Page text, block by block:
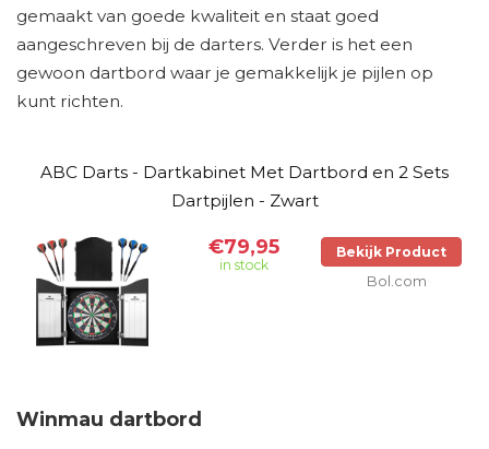
gemaakt van goede kwaliteit en staat goed
aangeschreven bij de darters. Verder is het een
gewoon dartbord waar je gemakkelijk je pijlen op
kunt richten.
ABC Darts - Dartkabinet Met Dartbord en 2 Sets
Dartpijlen - Zwart
€79,95
in stock
Bekijk Product
Bol.com
Winmau dartbord